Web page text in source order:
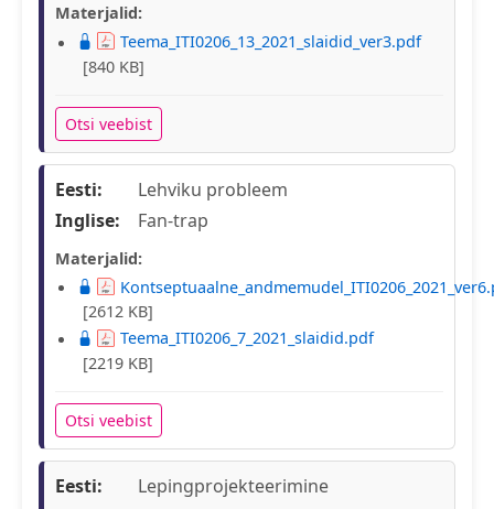
Materjalid:
Teema_ITI0206_13_2021_slaidid_ver3.pdf
[840 KB]
Otsi veebist
Eesti:
Lehviku probleem
Inglise:
Fan-trap
Materjalid:
[2612 KB]
Teema_ITI0206_7_2021_slaidid.pdf
[2219 KB]
Otsi veebist
Eesti:
Lepingprojekteerimine